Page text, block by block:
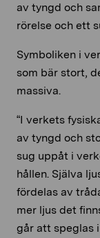
av tyngd och
rörelse och ett
Symboliken i
som bär stort,
massiva.
“I verkets
av tyngd och
sug uppåt i
hållen. Själva
fördelas av
mer ljus det
går att speglas